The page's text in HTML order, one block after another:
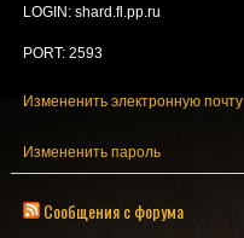
LOGIN: shard.fl.pp.ru
PORT: 2593
Измененить электронную почту
Измененить пароль
Сообщения с форума